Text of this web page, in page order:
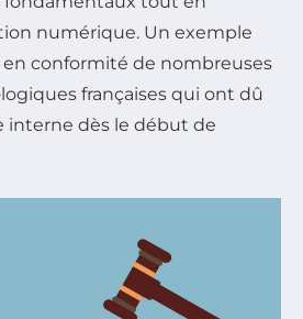
numérique. Un exemple
conformité de nombreuses
françaises qui ont dû
interne dès le début de